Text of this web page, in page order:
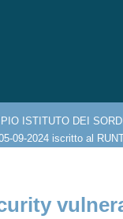
ISTITUTO DEI
09-2024 iscritto al